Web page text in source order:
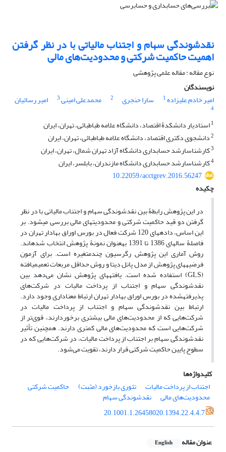
نقدشوندگی سهام و اجتناب مالیاتی با در نظر گرفتن
اهمیت حاکمیت شرکتی و محدودیت‌های مالی
نوع مقاله : مقاله علمی پژوهشی
نویسندگان
امیر خادم علیزاده1 سارا حنجری 2 محمدعلی امینی3 امیر رسائیان
4
1استادیار دانشکدۀ اقتصاد، دانشگاه علامه طباطبائی، تهران، ایران
2دانشجوی دکتری اقتصاد، دانشگاه علامه طباطبائی، تهران، ایران
3کارشناس‎ارشد حسابداری دانشگاه آزاد تهران شمال، تهران، ایران
4کارشناس‎ارشد حسابداری دانشگاه مازندران، بابلسر، ایران
10.22059/acctgrev.2016.56247
چکیده
در این پژوهش رابطۀ بین نقدشوندگی سهام و اجتناب مالیاتی با در نظر
گرفتن دو قید حاکمیت شرکتی و محدودیت­های مالی بررسی می­شود. بر
این اساس، داده­های 120 شرکت فعال در بورس اوراق بهادار تهران در
فاصلۀ سال­های 1386 تا 1391 به‎عنوان نمونۀ پژوهش انتخاب شده­اند.
روش آماری این پژوهش رگرسیون چندمتغیره است. برای آزمون
فرضیه­های پژوهش از مدل پانل دیتا و روش حداقل مربعات تعمیم‎یافته
(GLS) استفاده شده است. یافته‎های پژوهش نشان می‌دهد بین
نقدشوندگی سهام و اجتناب از پرداخت مالیات در شرکت‌های
پذیرفته‎شده در بورس اوراق بهادار تهران ارتباط معناداری وجود دارد.
ارتباط بین نقدشوندگی سهام و اجتناب از پرداخت مالیات در
شرکت‌هایی که از محدودیت‌های مالی بیشتری برخوردارند، قوی‌تر از
شرکت‌هایی است که محدودیت‌های مالی کمتری دارند. همچنین تأثیر
نقدشوندگی سهام بر اجتناب از پرداخت مالیات، در شرکت‌هایی که در
سطوح پایین حاکمیت شرکتی قرار دارند، تقویت می‌شود.
کلیدواژه‌ها
اجتناب از پرداخت مالیات
تئوری بازخورد (مثبت) حاکمیت شرکتی
محدودیت‌های مالی
نقدشوندگی سهام
20.1001.1.26458020.1394.22.4.4.7
عنوان مقاله English